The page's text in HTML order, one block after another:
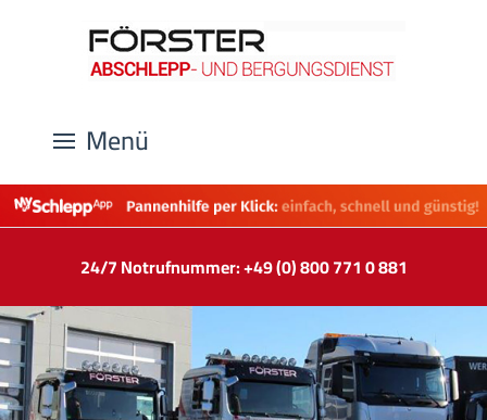
Menü
24/7 Notrufnummer: +49 (0) 800 771 0 881